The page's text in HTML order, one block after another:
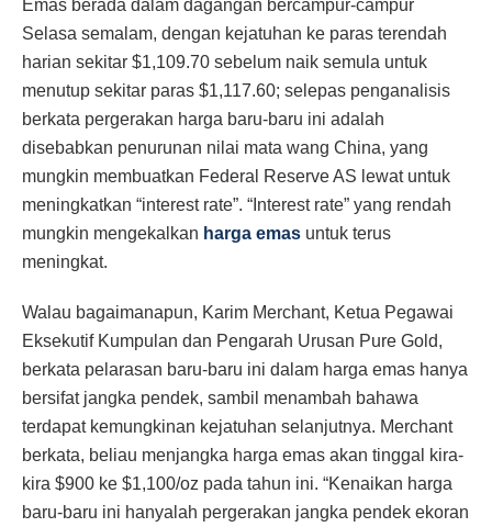
Emas berada dalam dagangan bercampur-campur
Selasa semalam, dengan kejatuhan ke paras terendah
harian sekitar $1,109.70 sebelum naik semula untuk
menutup sekitar paras $1,117.60; selepas penganalisis
berkata pergerakan harga baru-baru ini adalah
disebabkan penurunan nilai mata wang China, yang
mungkin membuatkan Federal Reserve AS lewat untuk
meningkatkan “interest rate”. “Interest rate” yang rendah
mungkin mengekalkan harga emas untuk terus
meningkat.
Walau bagaimanapun, Karim Merchant, Ketua Pegawai
Eksekutif Kumpulan dan Pengarah Urusan Pure Gold,
berkata pelarasan baru-baru ini dalam harga emas hanya
bersifat jangka pendek, sambil menambah bahawa
terdapat kemungkinan kejatuhan selanjutnya. Merchant
berkata, beliau menjangka harga emas akan tinggal kira-
kira $900 ke $1,100/oz pada tahun ini. “Kenaikan harga
baru-baru ini hanyalah pergerakan jangka pendek ekoran